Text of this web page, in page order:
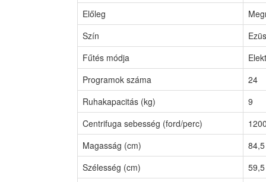
Előleg
Szín
Fűtés módja
Programok száma
24
Ruhakapacitás (kg)
9
Centrifuga sebesség (ford/perc)
Magasság (cm)
84,5
Szélesség (cm)
59,5